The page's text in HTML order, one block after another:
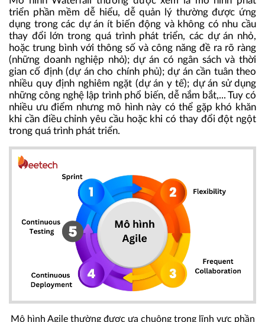
triển phần mềm dễ hiểu, dễ quản lý thường được ứng
dụng trong các dự án ít biến động và không có nhu cầu
thay đổi lớn trong quá trình phát triển, các dự án nhỏ,
hoặc trung bình với thông số và công năng đề ra rõ ràng
(những doanh nghiệp nhỏ); dự án có ngân sách và thời
gian cố định (dự án cho chính phủ); dự án cần tuân theo
nhiều quy định nghiêm ngặt (dự án y tế); dự án sử dụng
những công nghệ lập trình phổ biến, dễ nắm bắt,... Tuy có
nhiều ưu điểm nhưng mô hình này có thể gặp khó khăn
khi cần điều chỉnh yêu cầu hoặc khi có thay đổi đột ngột
trong quá trình phát triển.
Mô hình Agile thường được ưa chuộng trong lĩnh vực phần